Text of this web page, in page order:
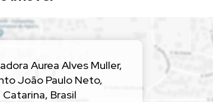
Aurea Alves Muller,
João Paulo Neto,
Catarina, Brasil